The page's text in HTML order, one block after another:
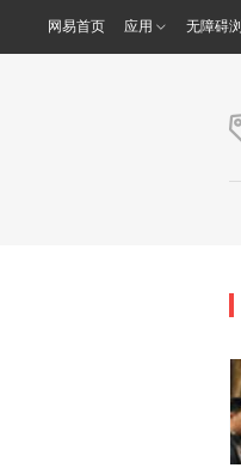
网易首页 应用 无障碍